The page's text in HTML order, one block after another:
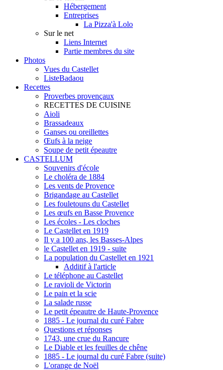
Hébergement
Entreprises
La Pizza'à Lolo
Sur le net
Liens Internet
Partie membres du site
Photos
Vues du Castellet
ListeBadaou
Recettes
Proverbes provençaux
RECETTES DE CUISINE
Aioli
Brassadeaux
Ganses ou oreillettes
Œufs à la neige
Soupe de petit épeautre
CASTELLUM
Souvenirs d'école
Le choléra de 1884
Les vents de Provence
Brigandage au Castellet
Les fouletouns du Castellet
Les œufs en Basse Provence
Les écoles - Les cloches
Le Castellet en 1919
Il y a 100 ans, les Basses-Alpes
le Castellet en 1919 - suite
La population du Castellet en 1921
Additif à l'article
Le téléphone au Castellet
Le ravioli de Victorin
Le pain et la scie
La salade russe
Le petit épeautre de Haute-Provence
1885 - Le journal du curé Fabre
Questions et réponses
1743, une crue du Rancure
Le Diable et les feuilles de chêne
1885 - Le journal du curé Fabre (suite)
L'orange de Noël